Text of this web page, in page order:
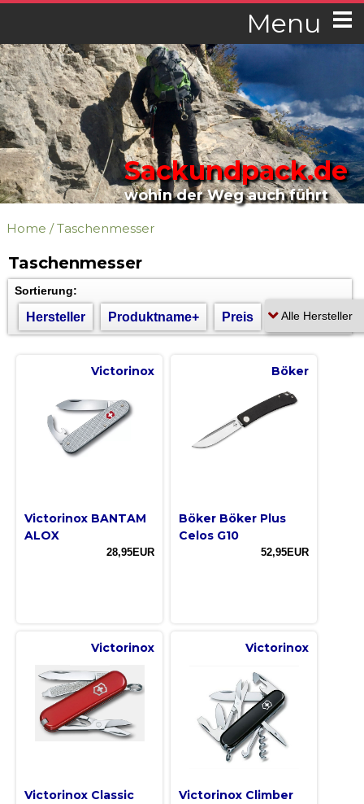
Menu
Sackundpack.de
wohin der Weg auch führt
Home /Taschenmesser
Taschenmesser
Sortierung:
Hersteller Produktname+ Preis
Victorinox
Victorinox BANTAM
ALOX
28,95EUR
Böker
Böker Böker Plus
Celos G10
52,95EUR
Victorinox
Victorinox Classic
Victorinox
Victorinox Climber